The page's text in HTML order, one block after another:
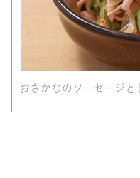
おさかなのソーセージ